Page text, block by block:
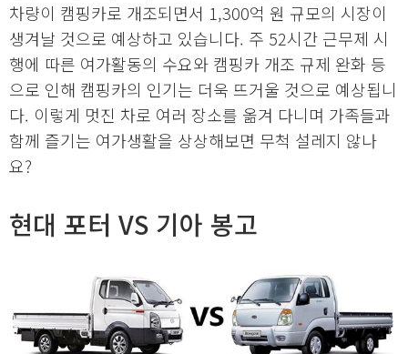
차량이 캠핑카로 개조되면서 1,300억 원 규모의 시장이
생겨날 것으로 예상하고 있습니다. 주 52시간 근무제 시
행에 따른 여가활동의 수요와 캠핑카 개조 규제 완화 등
으로 인해 캠핑카의 인기는 더욱 뜨거울 것으로 예상됩니
다. 이렇게 멋진 차로 여러 장소를 옮겨 다니며 가족들과
함께 즐기는 여가생활을 상상해보면 무척 설레지 않나
요?
현대 포터 VS 기아 봉고